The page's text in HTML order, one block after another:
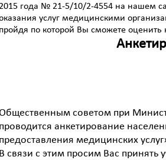
2015 года № 21-5/10/2-4554 на нашем
услуг медицинскими
пройдя по которой Вы сможете оценить
советом при
проводится анкетирование
предоставления медицинских
В связи с этим просим Вас принять